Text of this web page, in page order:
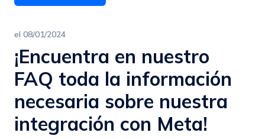
el 08/01/2024
¡Encuentra en nuestro
FAQ toda la información
necesaria sobre nuestra
integración con Meta!